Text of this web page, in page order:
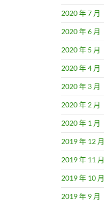
2020 年 7 月
2020 年 6 月
2020 年 5 月
2020 年 4 月
2020 年 3 月
2020 年 2 月
2020 年 1 月
2019 年 12 月
2019 年 11 月
2019 年 10 月
2019 年 9 月